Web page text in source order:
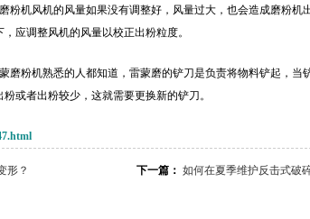
粉机风机的风量如果没有调整好，风量过大，也会造成磨粉机
应调整风机的风量以校正出粉粒度。
磨粉机熟悉的人都知道，雷蒙磨的铲刀是负责将物料铲起，当
或者出粉较少，这就需要更换新的铲刀。
形？ 下一篇： 如何在夏季维护反击式破